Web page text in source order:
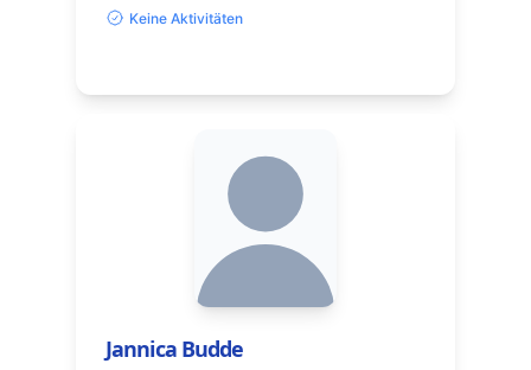
Keine Aktivitäten
Jannica Budde